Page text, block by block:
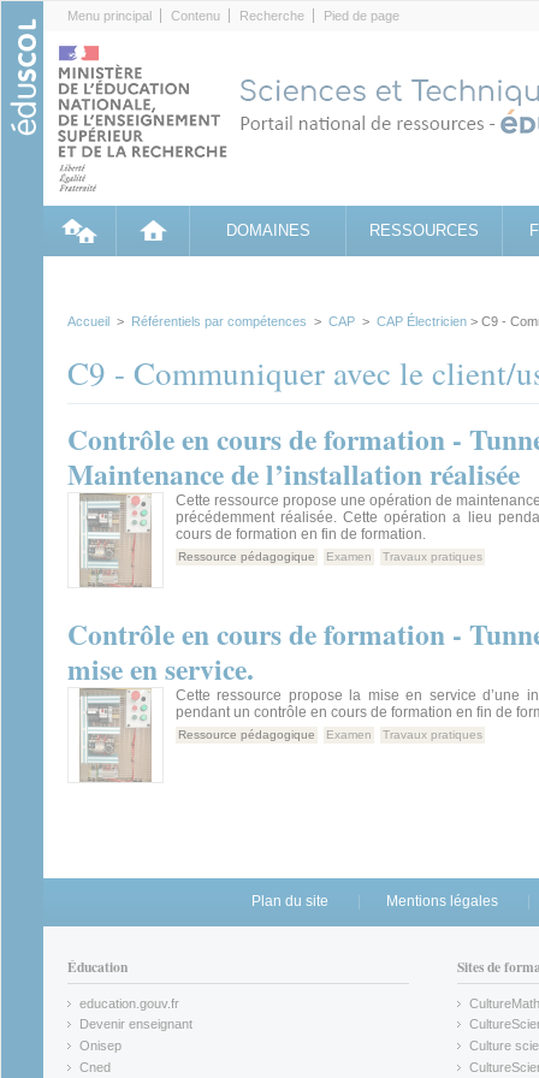
Menu principal Contenu Recherche Pied de page
DOMAINES RESSOURCES
Accueil > Référentiels par compétences > CAP > CAP Électricien > C9 -
C9 - Communiquer avec le client/
Contrôle en cours de formation -
Maintenance de l’installation réalisée
Cette ressource propose une opération de
précédemment réalisée. Cette opération a lieu
cours de formation en fin de formation.
Ressource pédagogique Examen Travaux pratiques
Contrôle en cours de formation -
mise en service.
Cette ressource propose la mise en service d’une
pendant un contrôle en cours de formation en fin de
Ressource pédagogique Examen Travaux pratiques
Plan du site Mentions légales
Éducation
education.gouv.fr
(link is external)
Devenir enseignant
(link is external)
Onisep
(link is external)
Cned
Sites de
CultureMath
(link is
(link is
Culture